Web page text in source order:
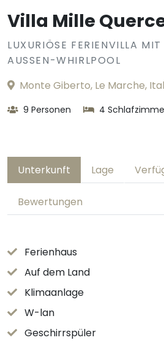
Villa Mille
LUXURIÖSE FERIENVILLA
AUSSEN-WHIRLPOOL
Monte Giberto, Le Marche,
9 Personen 4
Unterkunft Lage
Bewertungen
Ferienhaus
Auf dem Land
Klimaanlage
W-lan
Geschirrspüler